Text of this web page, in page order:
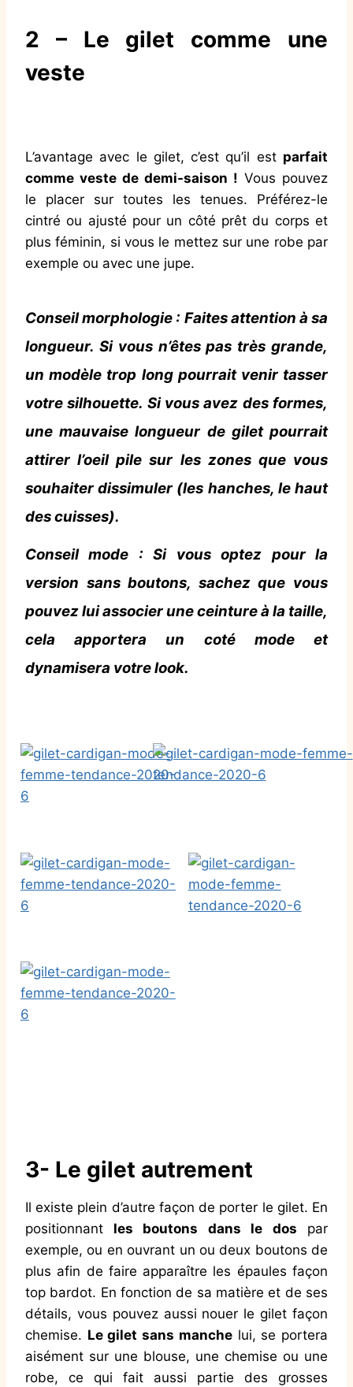
2 – Le gilet comme une
veste
L’avantage avec le gilet, c’est qu’il est parfait
comme veste de demi-saison ! Vous pouvez
le placer sur toutes les tenues. Préférez-le
cintré ou ajusté pour un côté prêt du corps et
plus féminin, si vous le mettez sur une robe par
exemple ou avec une jupe.
Conseil morphologie : Faites attention à sa
longueur. Si vous n’êtes pas très grande,
un modèle trop long pourrait venir tasser
votre silhouette. Si vous avez des formes,
une mauvaise longueur de gilet pourrait
attirer l’oeil pile sur les zones que vous
souhaiter dissimuler (les hanches, le haut
des cuisses).
Conseil mode : Si vous optez pour la
version sans boutons, sachez que vous
pouvez lui associer une ceinture à la taille,
cela apportera un coté mode et
dynamisera votre look.
3- Le gilet autrement
Il existe plein d’autre façon de porter le gilet. En
positionnant les boutons dans le dos par
exemple, ou en ouvrant un ou deux boutons de
plus afin de faire apparaître les épaules façon
top bardot. En fonction de sa matière et de ses
détails, vous pouvez aussi nouer le gilet façon
chemise. Le gilet sans manchelui, se portera
aisément sur une blouse, une chemise ou une
robe, ce qui fait aussi partie des grosses